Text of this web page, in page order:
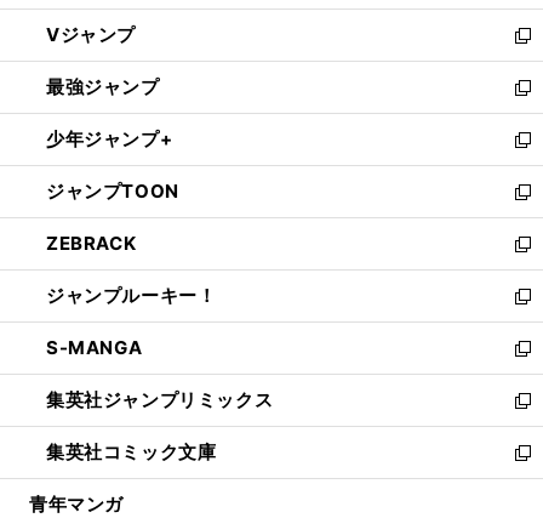
ウ
ィ
ン
ド
ウ
で
開
く
し
い
ウ
ィ
ン
ド
ウ
で
開
く
Vジャンプ
新
し
い
ウ
ィ
ン
ド
ウ
で
開
く
最強ジャンプ
新
し
い
ウ
ィ
ン
ド
ウ
で
開
く
少年ジャンプ+
新
し
い
ウ
ィ
ン
ド
ウ
で
開
く
ジャンプTOON
新
し
い
ウ
ィ
ン
ド
ウ
で
開
く
ZEBRACK
新
し
い
ウ
ィ
ン
ド
ウ
で
開
ジャンプルーキー！
新
し
い
ウ
ィ
ン
ド
ウ
S-MANGA
新
し
い
ウ
ィ
ン
集英社ジャンプリミックス
新
し
い
ウ
集英社コミック文庫
新
し
青年マンガ